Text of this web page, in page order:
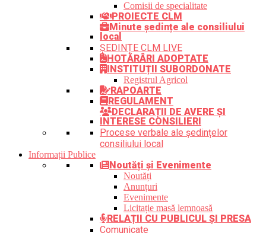
Comisii de specialitate
PROIECTE CLM
Minute ședințe ale consiliului
local
ȘEDINȚE CLM LIVE
HOTĂRÂRI ADOPTATE
INSTITUȚII SUBORDONATE
Registrul Agricol
RAPOARTE
REGULAMENT
DECLARAȚII DE AVERE ȘI
INTERESE CONSILIERI
Procese verbale ale ședințelor
consiliului local
Informații Publice
Noutăți și Evenimente
Noutăți
Anunțuri
Evenimente
Licitație masă lemnoasă
RELAȚII CU PUBLICUL ȘI PRESA
Comunicate